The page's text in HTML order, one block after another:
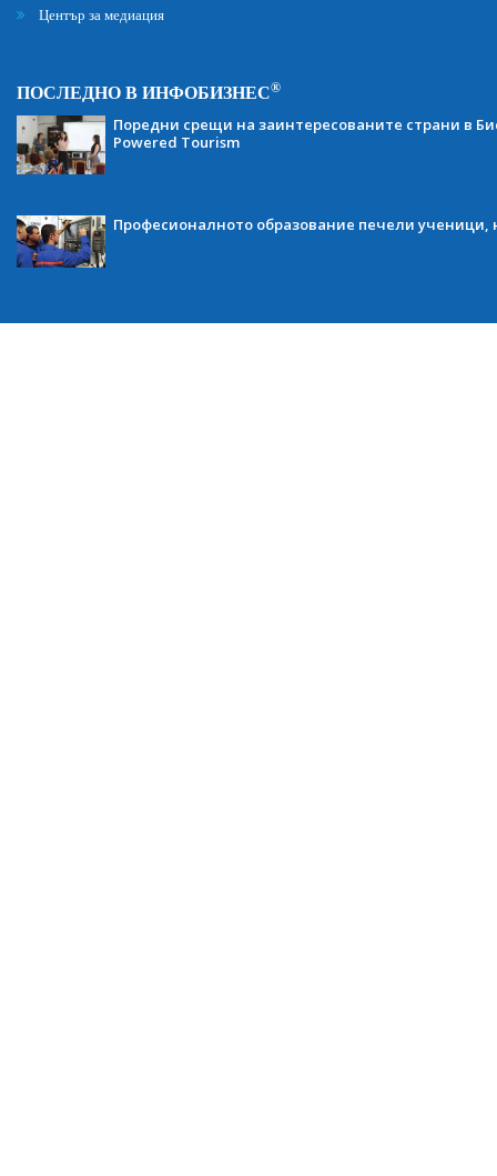
Център за медиация
ПОСЛЕДНО В ИНФОБИЗНЕС®
Поредни срещи на заинтересованите страни в
Powered Tourism
Професионалното образование печели ученици,